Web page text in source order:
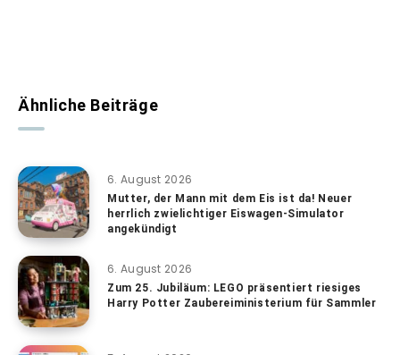
Ähnliche Beiträge
6. August 2026
Mutter, der Mann mit dem Eis ist da! Neuer
herrlich zwielichtiger Eiswagen-Simulator
angekündigt
6. August 2026
Zum 25. Jubiläum: LEGO präsentiert riesiges
Harry Potter Zaubereiministerium für Sammler